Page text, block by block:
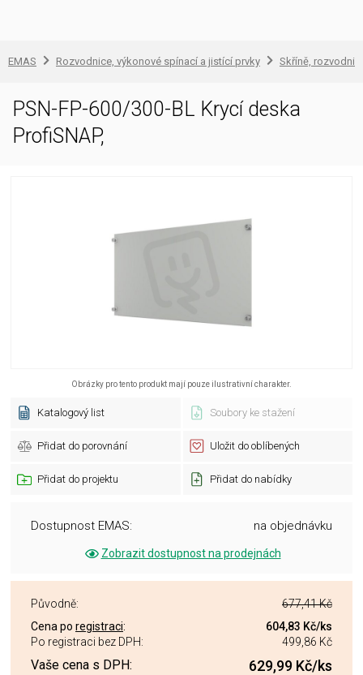
EMAS Rozvodnice, výkonové spínací a jistící prvky Skříně,
PSN-FP-600/300-BL Krycí deska
ProfiSNAP,
Obrázky pro tento produkt mají pouze ilustrativní charakter.
Katalogový list Soubory ke stažení
Přidat do porovnání Uložit do oblíbených
Přidat do projektu Přidat do nabídky
Dostupnost EMAS: na objednávku
Zobrazit dostupnost na prodejnách
Původně:
677,41 Kč
Cena po registraci: 604,83 Kč/ks
Po registraci bez DPH:
499,86 Kč
Vaše cena s DPH: 629,99 Kč/ks